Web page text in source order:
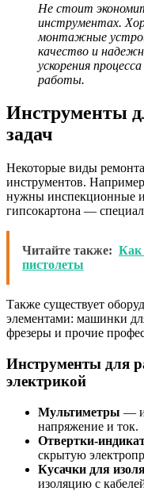
Не стоит
инструментах.
монтажные
качество и
ускорения
работы.
Инструменты
задач
Некоторые виды
инструментов.
нужны инспекционные и
гипсокартона —
Читайте также: Как
пистолеты
Также существует
элементами: машинки
фрезеры и прочие
Инструменты для
электрикой
Мультиметры —
напряжение и ток.
Отвертки-
скрытую
Кусачки для
изоляцию с